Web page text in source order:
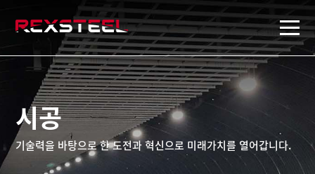
rexsteel
시공
기술력을 바탕으로 한 도전과 혁신으로 미래가치를 열어갑니다.